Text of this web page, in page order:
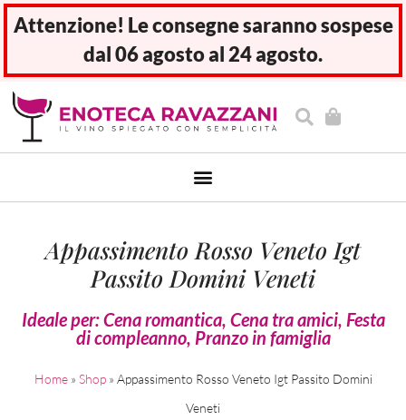
Attenzione! Le consegne saranno sospese
dal 06 agosto al 24 agosto.
Appassimento Rosso Veneto Igt
Passito Domini Veneti
Ideale per:Cena romantica, Cena tra amici, Festa
di compleanno, Pranzo in famiglia
Home» Shop» Appassimento Rosso Veneto Igt Passito Domini
Veneti